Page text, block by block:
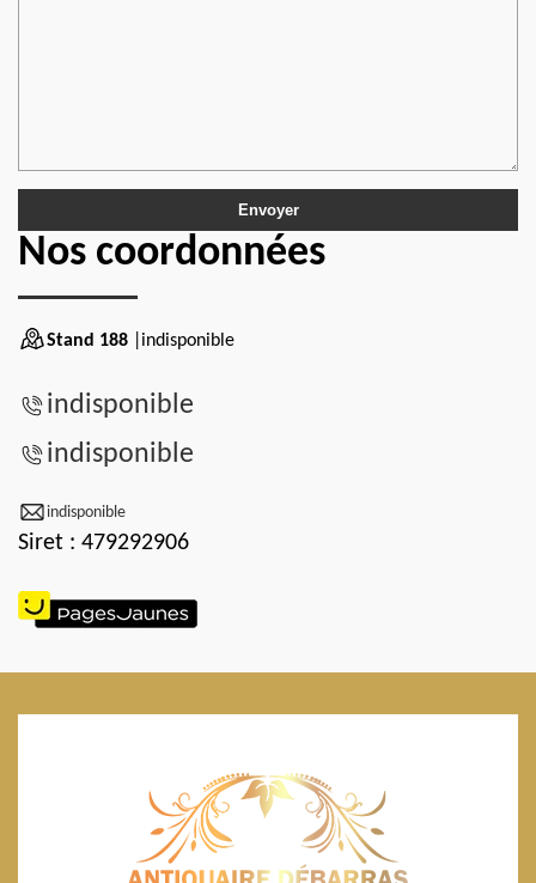
Nos coordonnées
Stand 188 |indisponible
indisponible
indisponible
indisponible
Siret : 479292906